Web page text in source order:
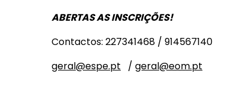
ABERTAS AS INSCRIÇÕES!
Contactos: 227341468 / 914567140
geral@espe.pt / geral@eom.pt